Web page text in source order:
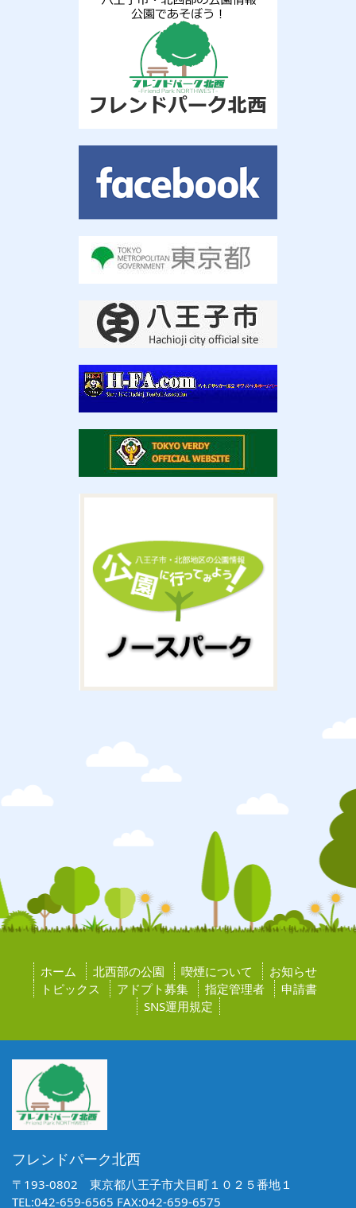
ホーム 北西部の公園 喫煙について
お知らせ
トピックス
アドプト募集 指定管理者
申請書
SNS運用規定
フレンドパーク北西
〒193-0802 東京都八王子市犬目町１０２５番地１
TEL:042-659-6565 FAX:042-659-6575